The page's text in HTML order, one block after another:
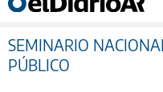
SEMINARIO
PÚBLICO